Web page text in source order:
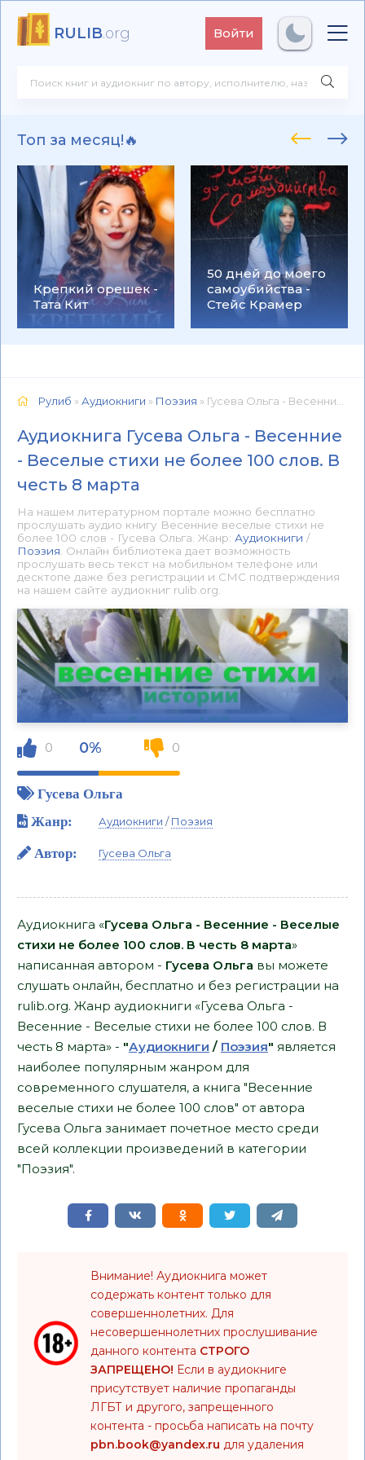
RULIB.org Войти
Топ за месяц!🔥
Крепкий орешек -
Тата Кит
50 дней до моего
самоубийства -
Стейс Крамер
Рулиб »Аудиокниги » Поэзия » Гусева Ольга - Весенние - Веселые стихи не более 100 слов. В честь 8 марта 📕 - Книга онлайн бесплатно
Аудиокнига Гусева Ольга - Весенние
- Веселые стихи не более 100 слов. В
честь 8 марта
На нашем литературном портале можно бесплатно
прослушать аудио книгу Весенние веселые стихи не
более 100 слов - Гусева Ольга. Жанр: Аудиокниги /
Поэзия . Онлайн библиотека дает возможность
прослушать весь текст на мобильном телефоне или
десктопе даже без регистрации и СМС подтверждения
на нашем сайте аудиокниг rulib.org.
0 0% 0
Гусева Ольга
Жанр:
Аудиокниги /Поэзия
Автор: Гусева Ольга
Аудиокнига «Гусева Ольга - Весенние - Веселые
стихи не более 100 слов. В честь 8 марта»
написанная автором - Гусева Ольга вы можете
слушать онлайн, бесплатно и без регистрации на
rulib.org. Жанр аудиокниги «Гусева Ольга -
Весенние - Веселые стихи не более 100 слов. В
честь 8 марта» - "Аудиокниги / Поэзия" является
наиболее популярным жанром для
современного слушателя, а книга "Весенние
веселые стихи не более 100 слов" от автора
Гусева Ольга занимает почетное место среди
всей коллекции произведений в категории
"Поэзия".
Внимание! Аудиокнига может
содержать контент только для
совершеннолетних. Для
несовершеннолетних прослушивание
данного контента СТРОГО
ЗАПРЕЩЕНО! Если в аудиокниге
присутствует наличие пропаганды
ЛГБТ и другого, запрещенного
контента - просьба написать на почту
pbn.book@yandex.ru для удаления